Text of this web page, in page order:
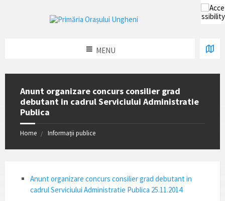
MENU
Anunt organizare concurs consilier grad
debutant in cadrul Serviciului Administratie
Publica
Home Informații publice
Anunt organizare concurs consilier grad debutant in
cadrul Serviciului Administratie Publica 25.11.2014